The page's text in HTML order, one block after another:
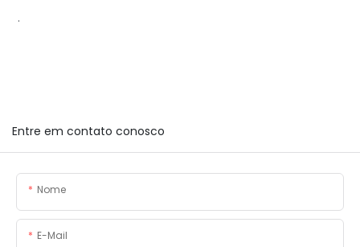
.
Entre em contato conosco
Nome
E-Mail